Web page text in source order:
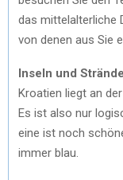
das mittelalterliche
von denen aus Sie
Inseln und Strände
Kroatien liegt an
Es ist also nur
eine ist noch
immer blau.